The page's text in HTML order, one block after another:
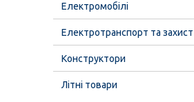
Електромобілі
Електротранспорт та захист
Конструктори
Літні товари